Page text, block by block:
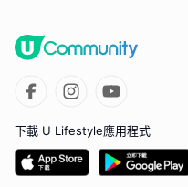
下載 U Lifestyle應用程式